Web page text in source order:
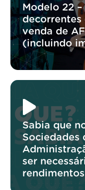
Modelo 22
decorrentes
venda de
(incluindo
Sabia que
Sociedades
ser